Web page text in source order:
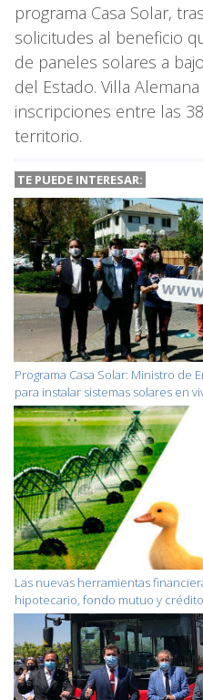
programa Casa Solar,
solicitudes al beneficio
de paneles solares a
del Estado. Villa
inscripciones entre las
territorio.
TE PUEDE INTERESAR:
Programa Casa Solar: Ministro de
para instalar sistemas solares en
Las nuevas herramientas
hipotecario, fondo mutuo y